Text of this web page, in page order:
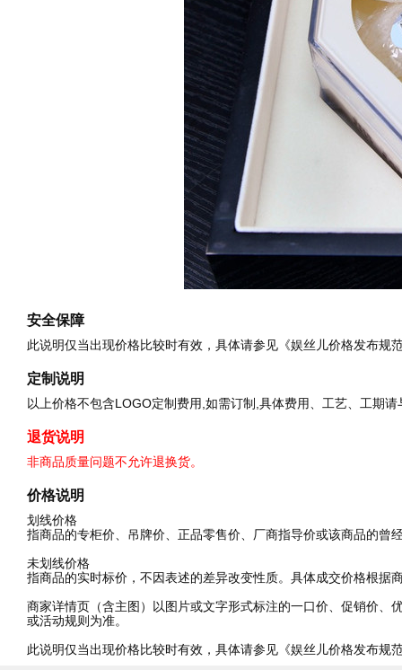
安全保障
此说明仅当出现价格比较时有效，具体请参见《娱丝儿价格发布
定制说明
以上价格不包含LOGO定制费用,如需订制,具体费用、工艺、工期
退货说明
非商品质量问题不允许退换货。
价格说明
划线价格
指商品的专柜价、吊牌价、正品零售价、厂商指导价或该商品的曾
未划线价格
指商品的实时标价，不因表述的差异改变性质。具体成交价格根
商家详情页（含主图）以图片或文字形式标注的一口价、促销价
或活动规则为准。
此说明仅当出现价格比较时有效，具体请参见《娱丝儿价格发布